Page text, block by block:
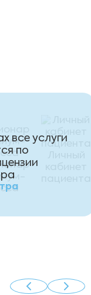
все услуги
по